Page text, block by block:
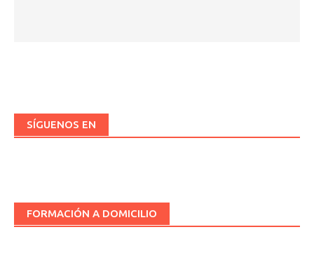
SÍGUENOS EN
FORMACIÓN A DOMICILIO